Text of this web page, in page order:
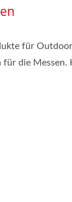
für
die